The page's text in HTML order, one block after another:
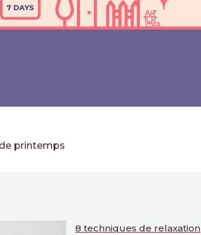
printemps
8 techniques de relaxation